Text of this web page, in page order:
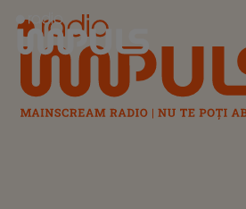
Radio Impuls